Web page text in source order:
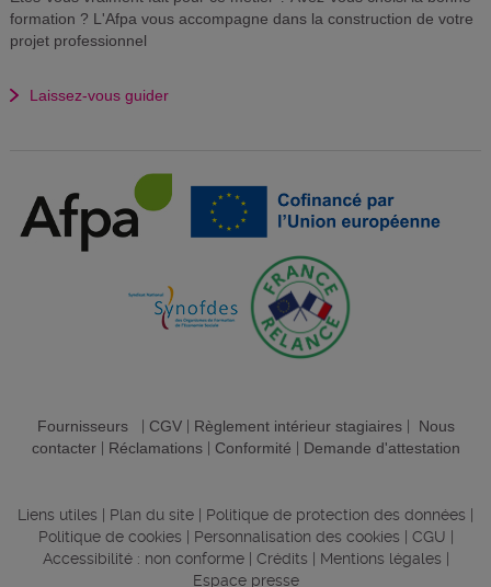
formation ? L'Afpa vous accompagne dans la construction de votre
projet professionnel
Laissez-vous guider
Fournisseurs| CGV| Règlement intérieur stagiaires| Nous
contacter| Réclamations| Conformité Demande d'attestation
Liens utiles Plan du site Politique de protection des données
Politique de cookies
Personnalisation des cookies CGU
Accessibilité : non conforme| Crédits Mentions légales
Espace presse